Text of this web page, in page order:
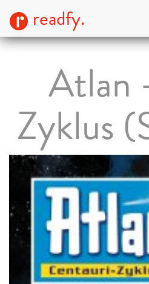
readfy.
Atlan
Zyklus